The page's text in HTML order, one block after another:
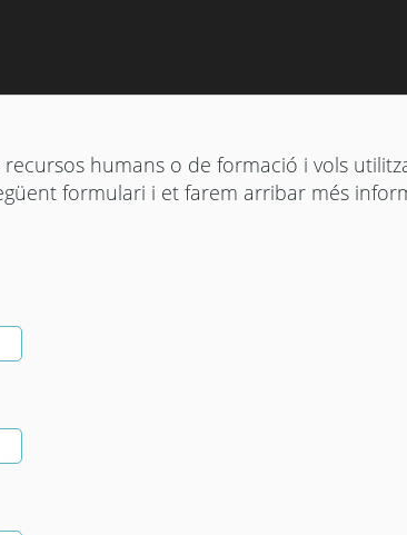
humans o de formació i vols
formulari i et farem arribar més